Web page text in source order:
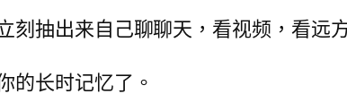
抽出来自己聊聊天，看视频，看远
的长时记忆了。